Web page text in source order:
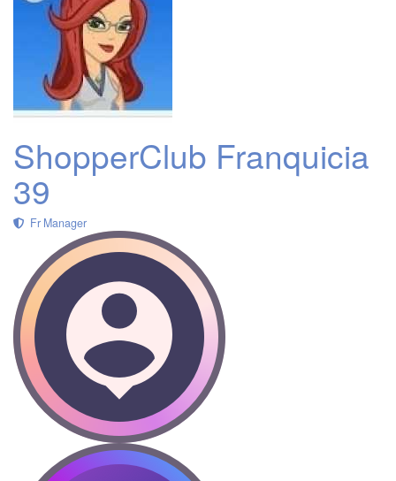
ShopperClub Franquicia
39
Fr Manager